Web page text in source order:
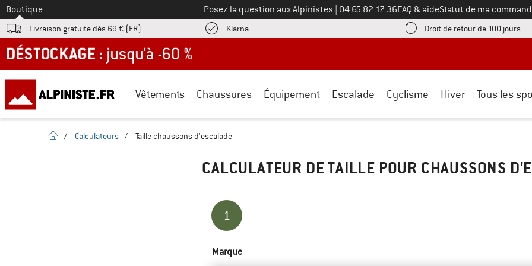
Vers le
Boutique Posez la question aux Alpinistes Appelez-nous au
04 65 82 17 36FAQ & aideStatut de ma
Livraison gratuite dès 69 € (FR) KlarnaTrouve les informations de paiement ici ! Ouvre une boîte d'information
Droit de retour de 100 jours
DÉSTOCKAGE : jusqu'à -60 %
Vêtements Chaussures Équipement Escalade Cyclisme Hiver Tous les
Page d'accueil
/ Calculateurs / Taille chaussons d'escalade
CALCULATEUR DE TAILLE POUR CHAUSSONS
1
Marque